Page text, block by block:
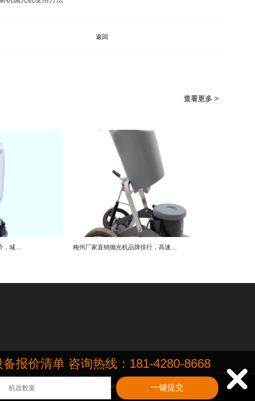
返回
查看更多 >
吐鲁番地区小型翻新机抛光报价，城市酒店沥青抛光翻新机销售公司直销案例 梅州厂家直销抛光机品牌排行，高速抛光机销售公司直销案例
间、商场、写字楼等场景的大理石、瓷砖、水泥地、地毯多种材质地面地板.
报价清单 咨询热线：181-4280-8668
